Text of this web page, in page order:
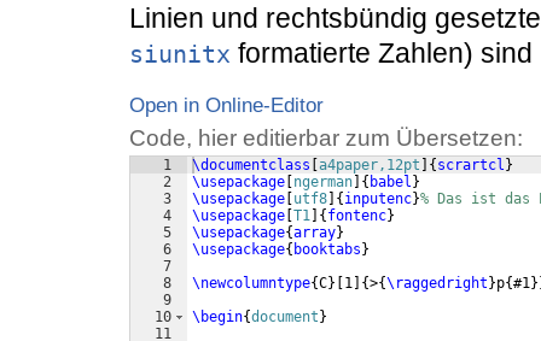
Linien und rechtsbündig
siunitx formatierte Zahlen)
Open in Online-Editor
Code, hier editierbar zum Übersetzen:
1
2
3
4
5
6
7
8
9
10
11
\documentclass a4paper,12pt { scrartcl }
\usepackage ngerman { babel }
\usepackage utf8 { inputenc}% Das ist das
\usepackage T1 { fontenc}
\usepackage{array}
\usepackage{ booktabs }
\newcolumntype{C} 1 {>{\raggedright }p{#1
\begin{document }